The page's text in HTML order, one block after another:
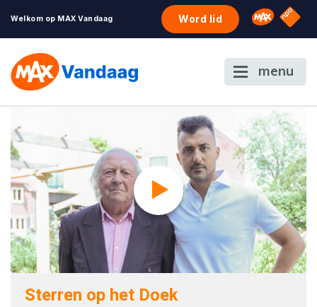
Welkom op MAX Vandaag Word lid Omroep
NPO
menu
Sterren op het Doek